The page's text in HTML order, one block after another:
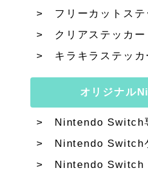
フリーカットステ
クリアステッカー
キラキラステッカ
オリジナル
Nintendo Switch
Nintendo Switch
Nintendo Switch